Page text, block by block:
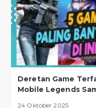
Deretan Game
Mobile Legends
24 Oktober 2025